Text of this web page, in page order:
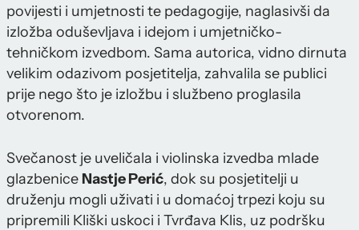
povijesti i umjetnosti te pedagogije, naglasivši da
izložba oduševljava i idejom i umjetničko-
tehničkom izvedbom. Sama autorica, vidno dirnuta
velikim odazivom posjetitelja, zahvalila se publici
prije nego što je izložbu i službeno proglasila
otvorenom.
Svečanost je uveličala i violinska izvedba mlade
glazbenice Nastje Perić, dok su posjetitelji u
druženju mogli uživati i u domaćoj trpezi koju su
pripremili Kliški uskoci i Tvrđava Klis, uz podršku